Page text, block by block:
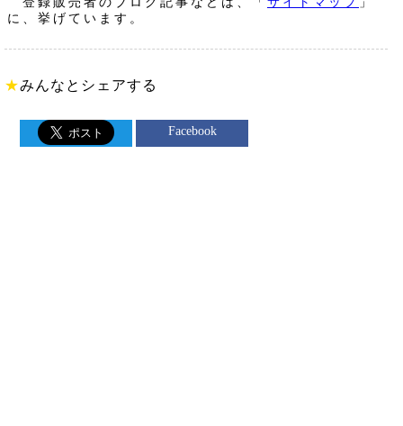
に、挙げています。
★みんなとシェアする
Facebook